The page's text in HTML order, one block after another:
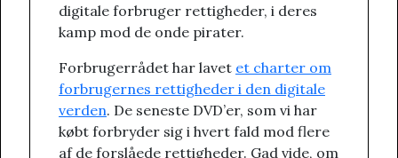
digitale forbruger rettigheder, i deres
kamp mod de onde pirater.
Forbrugerrådet har lavet et charter om
forbrugernes rettigheder i den digitale
verden. De seneste DVD’er, som vi har
købt forbryder sig i hvert fald mod flere
af de forslåede rettigheder. Gad vide, om